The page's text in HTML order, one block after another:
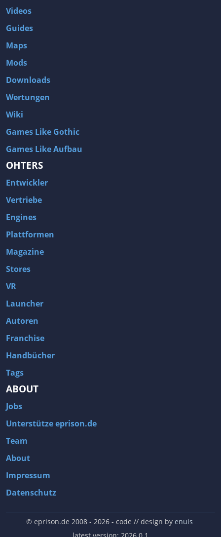
Videos
Guides
Maps
Mods
Downloads
Wertungen
Wiki
Games Like Gothic
Games Like Aufbau
OHTERS
Entwickler
Vertriebe
Engines
Plattformen
Magazine
Stores
VR
Launcher
Autoren
Franchise
Handbücher
Tags
ABOUT
Jobs
Unterstütze eprison.de
Team
About
Impressum
Datenschutz
© eprison.de 2008 - 2026- code // design by enuis